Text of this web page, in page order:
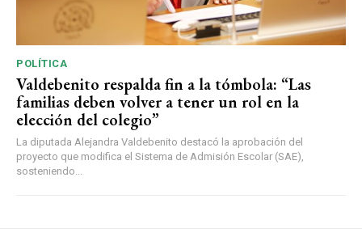
POLÍTICA
Valdebenito respalda fin a la tómbola: “Las
familias deben volver a tener un rol en la
elección del colegio”
La diputada Alejandra Valdebenito destacó la aprobación del
proyecto que modifica el Sistema de Admisión Escolar (SAE),
sosteniendo...